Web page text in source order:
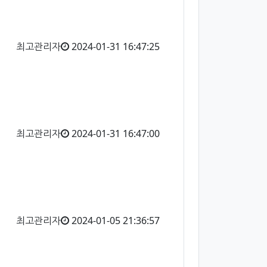
최고관리자 2024-01-31 16:47:25
최고관리자 2024-01-31 16:47:00
최고관리자 2024-01-05 21:36:57